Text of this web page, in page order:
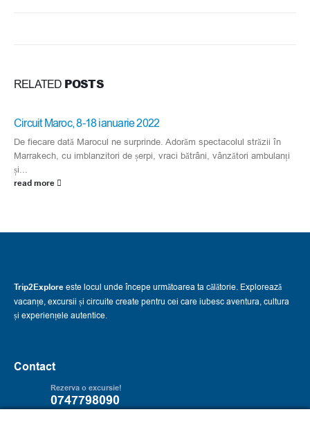
RELATED POSTS
Circuit Maroc, 8-18 ianuarie 2022
De fiecare dată Marocul ne surprinde. Adorăm spectacolul străzii în
Marrakech, cu imblanzitori de șerpi, vraci bătrâni, vânzători ambulanți
și...
read more
Trip2Exploreeste locul unde începe următoarea ta călătorie. Explorează
vacanțe, excursii și circuite create pentru cei care iubesc aventura, cultura
și experiențele autentice.
Contact
Rezerva o excursie!
0747798090